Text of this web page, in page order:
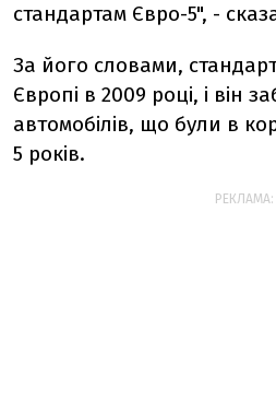
стандартам Євро-5", -
За його словами,
Європі в 2009 році, і він
автомобілів, що були в
5 років.
РЕКЛАМА: